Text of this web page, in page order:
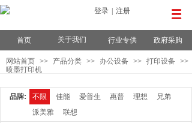
登录 注册
首页 关于我们 行业专供 政府采购
网站首页 >> 产品分类 >> 办公设备 >> 打印设备
>>
喷墨打印机
品牌: 不限 佳能 爱普生 惠普 理想
兄弟
派美雅
联想